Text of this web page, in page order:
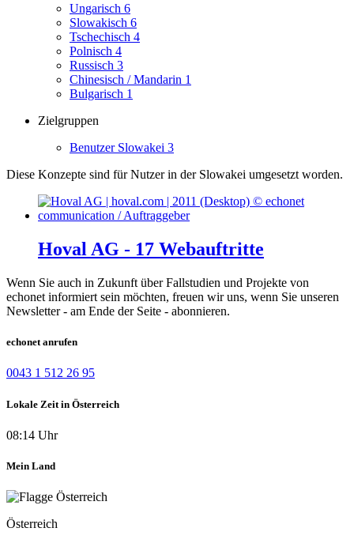
Ungarisch 6
Slowakisch 6
Tschechisch 4
Polnisch 4
Russisch 3
Chinesisch / Mandarin 1
Bulgarisch 1
Zielgruppen
Benutzer Slowakei 3
Diese Konzepte sind für Nutzer in der Slowakei umgesetzt worden.
Hoval AG - 17 Webauftritte
Wenn Sie auch in Zukunft über Fallstudien und Projekte von
echonet informiert sein möchten, freuen wir uns, wenn Sie unseren
Newsletter - am Ende der Seite - abonnieren.
echonet anrufen
0043 1 512 26 95
Lokale Zeit in Österreich
08:14 Uhr
Mein Land
Österreich